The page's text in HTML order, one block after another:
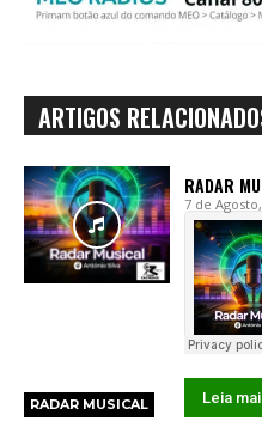
ARTIGOS
RADAR MUSICAL
RADAR
7 de
Leia